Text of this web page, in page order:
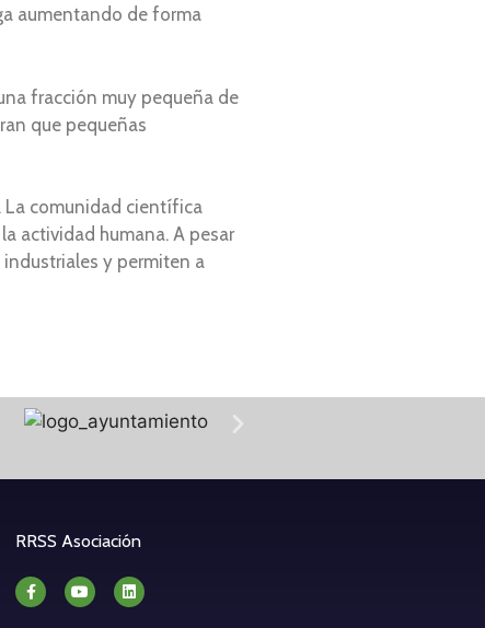
aumentando de forma
fracción muy pequeña de
que pequeñas
La comunidad científica
actividad humana. A pesar
y permiten a
RRSS Asociación